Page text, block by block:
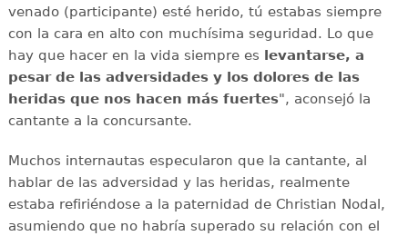
venado (participante) esté herido, tú estabas siempre
con la cara en alto con muchísima seguridad. Lo que
hay que hacer en la vida siempre es levantarse, a
pesar de las adversidades y los dolores de las
heridas que nos hacen más fuertes", aconsejó la
cantante a la concursante.
Muchos internautas especularon que la cantante, al
hablar de las adversidad y las heridas, realmente
estaba refiriéndose a la paternidad de Christian Nodal,
asumiendo que no habría superado su relación con el